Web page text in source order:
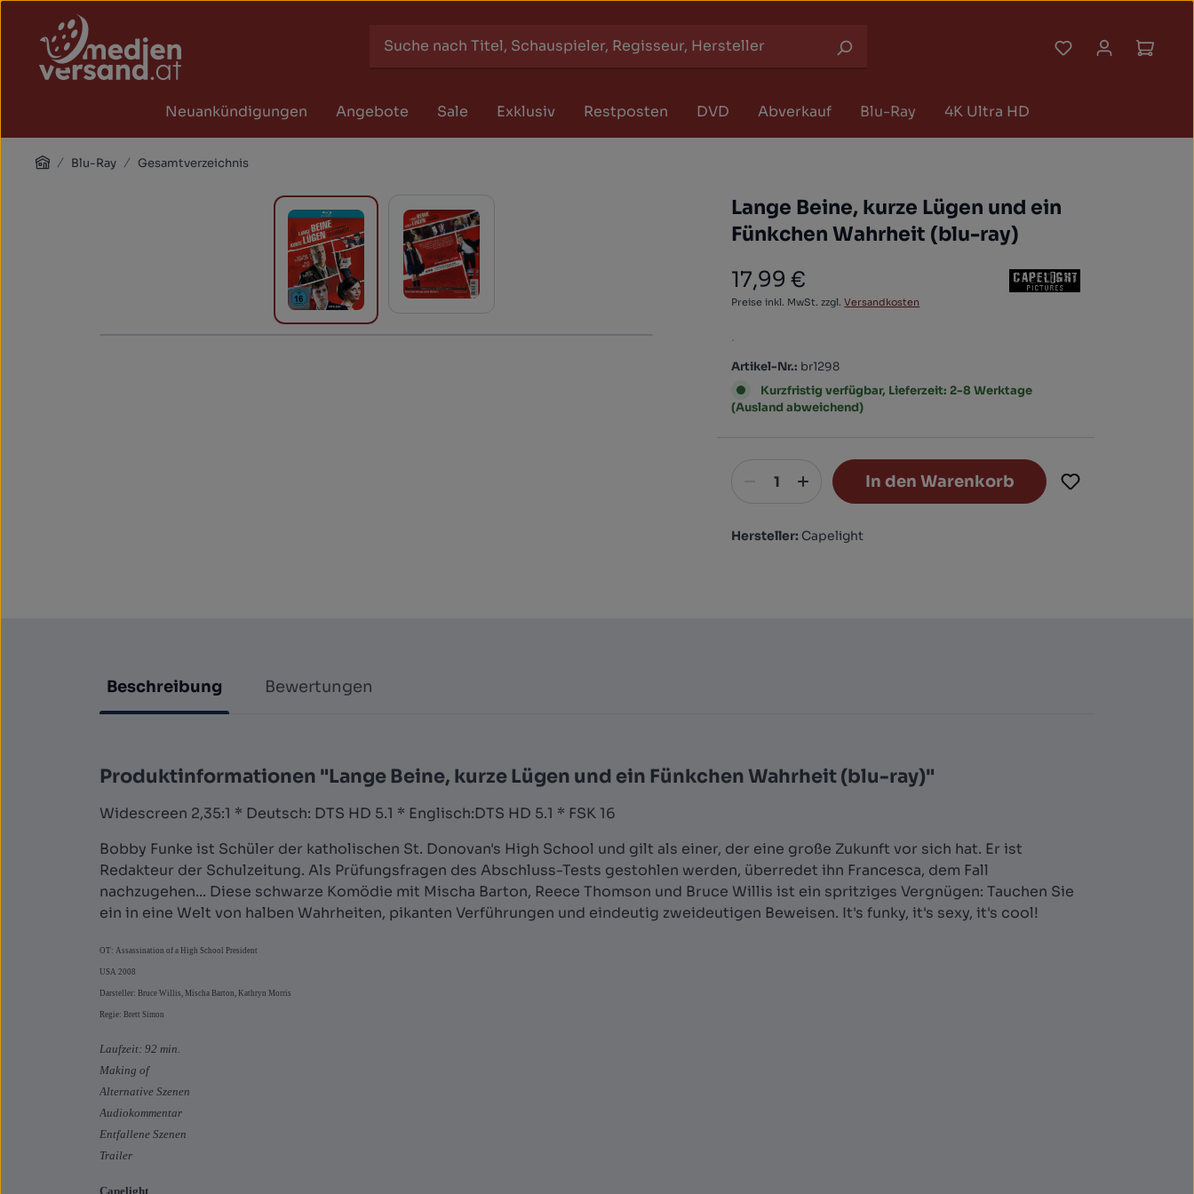
Zum Hauptinhalt springen
Zur Suche springen
Zur Hauptnavigation springen
Du hast 0
Neuankündigungen Angebote Sale Exklusiv Restposten DVD Abverkauf Blu-Ray 4K Ultra HD
HomeBlu-Ray Gesamtverzeichnis
Bildergalerie überspringen
Lange Beine, kurze Lügen und ein
Fünkchen Wahrheit (blu-ray)
Regulärer Preis:
17,99 €
Preise inkl. MwSt. zzgl.Versandkosten
.
Artikel-Nr.: br1298
Kurzfristig verfügbar, Lieferzeit: 2-8 Werktage
(Ausland abweichend)
In den Warenkorb
Hersteller: Capelight
Beschreibung Bewertungen
Produktinformationen "Lange Beine, kurze Lügen und ein Fünkchen Wahrheit (blu-ray)"
Widescreen 2,35:1 * Deutsch: DTS HD 5.1 * Englisch:DTS HD 5.1 * FSK 16
Bobby Funke ist Schüler der katholischen St. Donovan's High School und gilt als einer, der eine große Zukunft vor sich hat. Er ist
Redakteur der Schulzeitung. Als Prüfungsfragen des Abschluss-Tests gestohlen werden, überredet ihn Francesca, dem Fall
nachzugehen... Diese schwarze Komödie mit Mischa Barton, Reece Thomson und Bruce Willis ist ein spritziges Vergnügen: Tauchen Sie
ein in eine Welt von halben Wahrheiten, pikanten Verführungen und eindeutig zweideutigen Beweisen. It's funky, it's sexy, it's cool!
OT: Assassination of a High School President
USA 2008
Darsteller: Bruce Willis, Mischa Barton, Kathryn Morris
Regie: Brett Simon
Laufzeit: 92 min.
Making of
Alternative Szenen
Audiokommentar
Entfallene Szenen
Trailer
Capelight